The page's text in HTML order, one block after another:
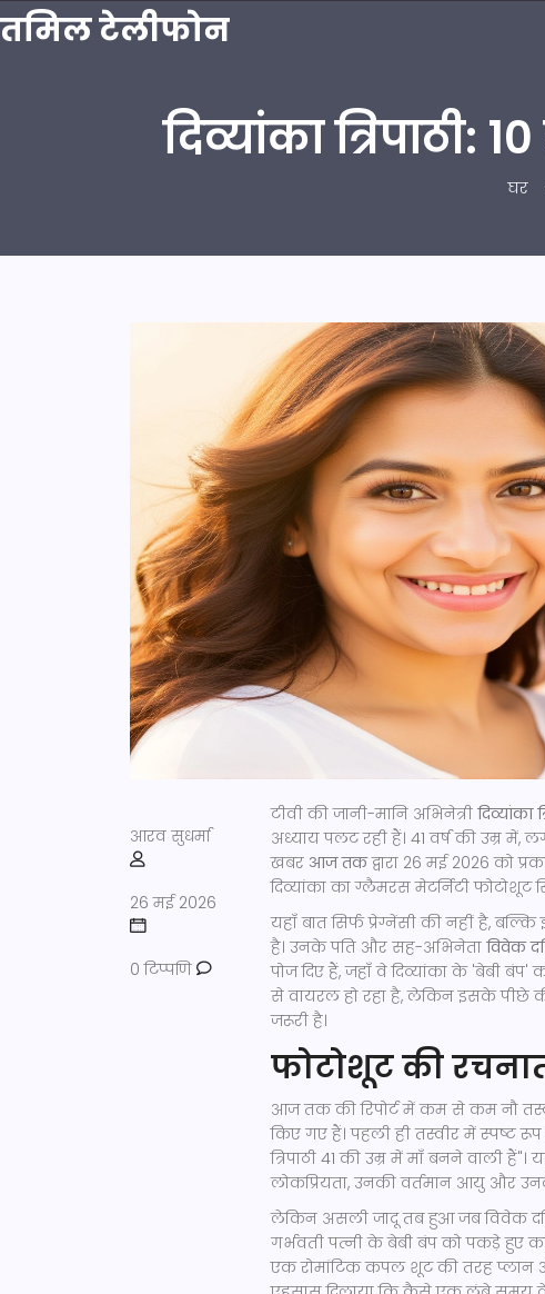
तमिल टेलीफोन
दिव्यांका त्रिपाठी:
घर
आरव सुधर्मा
26 मई 2026
0 टिप्पणि
टीवी की जानी-मानि अभिनेत्री दिव्यांका
अध्याय पलट रही हैं। 41 वर्ष की उम्र
खबर आज तकद्वारा 26 मई 2026 को
दिव्यांका का ग्लैमरस मेटर्निटी फोटोशूट
यहाँ बात सिर्फ प्रेग्नेंसी की नहीं है,
है। उनके पति और सह-अभिनेता विवेक
पोज दिए हैं, जहाँ वे दिव्यांका के 'बेबी बंप'
से वायरल हो रहा है, लेकिन इसके पीछे
जरूरी है।
फोटोशूट की
आज तक की रिपोर्ट में कम से कम नौ
किए गए हैं। पहली ही तस्वीर में स्पष्ट
त्रिपाठी 41 की उम्र में माँ बनने वाली
लोकप्रियता, उनकी वर्तमान आयु और
लेकिन असली जादू तब हुआ जब विवेक
गर्भवती पत्नी के बेबी बंप को पकड़े हुए
एक रोमांटिक कपल शूट की तरह प्लान